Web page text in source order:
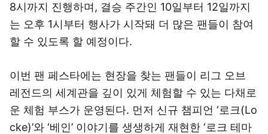
8시까지 진행하며, 결승 주간인 10일부터 12일까지
는 오후 1시부터 행사가 시작돼 더 많은 팬들이 참여
할 수 있도록 할 예정이다.
이번 팬 페스타에는 현장을 찾는 팬들이 리그 오브
레전드의 세계관을 깊이 있게 체험할 수 있는 다채로
운 체험 부스가 운영된다. 먼저 신규 챔피언 ‘로크(Lo
cke)’와 ‘베인’ 이야기를 생생하게 재현한 ‘로크 테마